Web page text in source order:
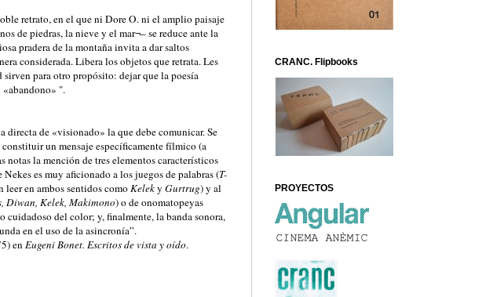
retrato, en el que ni Dore O. ni el amplio paisaje
de piedras, la nieve y el mar¬– se reduce ante la
pradera de la montaña invita a dar saltos
considerada. Libera los objetos que retrata. Les
para otro propósito: dejar que la poesía
".
directa de «visionado» la que debe comunicar. Se
un mensaje específicamente fílmico (a
notas la mención de tres elementos característicos
es muy aficionado a los juegos de palabras (T-
leer en ambos sentidos como Keleky Gurtrug) y al
Diwan, Kelek, Makimono) o de onomatopeyas
cuidadoso del color; y, finalmente, la banda sonora,
en el uso de la asincronía”.
en Eugeni Bonet. Escritos de vista y oído.
CRANC. Flipbooks
PROYECTOS